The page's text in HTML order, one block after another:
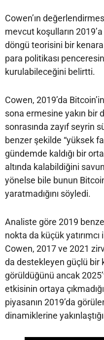
Cowen’ın
mevcut koşulların
döngü teorisini bir kenara
para politikası
kurulabileceğini belirtti.
Cowen, 2019’da
sona ermesine yakın bir
sonrasında zayıf seyrin
benzer şekilde “yüksek
gündemde kaldığı bir
altında kalabildiğini
yönelse bile bunun
yaratmadığını söyledi.
Analiste göre 2019
nokta da küçük
Cowen, 2017 ve 2021
da destekleyen güçlü bir
görüldüğünü ancak
etkisinin ortaya
piyasanın 2019’da
dinamiklerine